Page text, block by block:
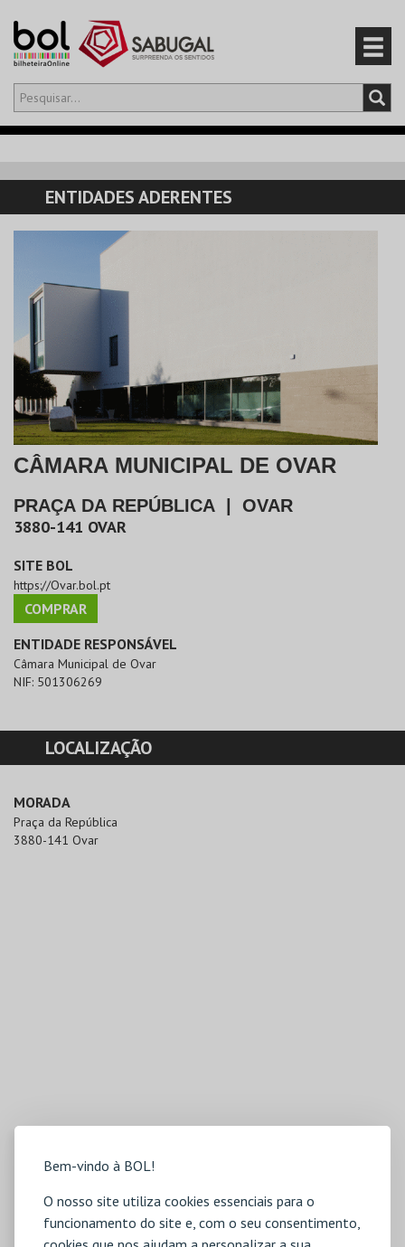
Bem-vindo à BOL!
O nosso site utiliza cookies essenciais para o
funcionamento do site e, com o seu consentimento,
Olá,iniciar sessão
CARRINHO
EVENTOS
PRODUTOS
ENTIDADES ADERENTES
CÂMARA MUNICIPAL DE OVAR
PRAÇA DA REPÚBLICA OVAR
3880-141 OVAR
SITE BOL
https://Ovar.bol.pt
COMPRAR
ENTIDADE RESPONSÁVEL
Câmara Municipal de Ovar
NIF: 501306269
LOCALIZAÇÃO
MORADA
Praça da República
3880-141 Ovar